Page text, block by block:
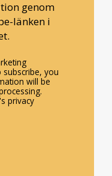
genom
länken i
you
will be
privacy